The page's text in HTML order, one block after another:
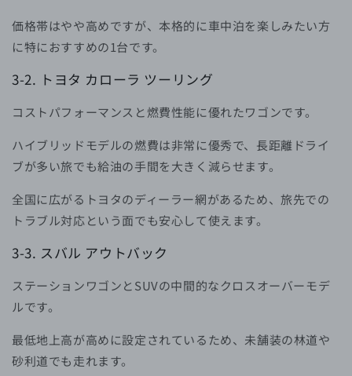
価格帯はやや高めですが、本格的に車中泊を楽しみたい方
に特におすすめの1台です。
3-2. トヨタ カローラ ツーリング
コストパフォーマンスと燃費性能に優れたワゴンです。
ハイブリッドモデルの燃費は非常に優秀で、長距離ドライ
ブが多い旅でも給油の手間を大きく減らせます。
全国に広がるトヨタのディーラー網があるため、旅先での
トラブル対応という面でも安心して使えます。
3-3. スバル アウトバック
ステーションワゴンとSUVの中間的なクロスオーバーモデ
ルです。
最低地上高が高めに設定されているため、未舗装の林道や
砂利道でも走れます。